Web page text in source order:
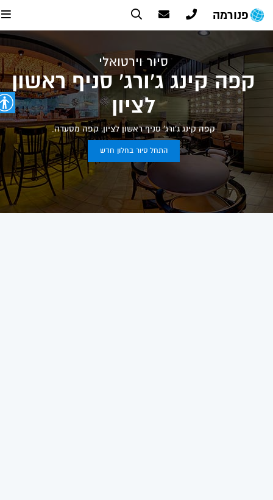
פנורמה
סיור וירטואלי
קפה קינג ג'ורג' סניף ראשון
לציון
קפה קינג ג'ורג' סניף ראשון לציון, קפה מסעדה.
התחל סיור בחלון חדש